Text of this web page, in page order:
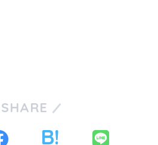
SHARE